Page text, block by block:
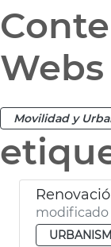
Movilidad y
modificado